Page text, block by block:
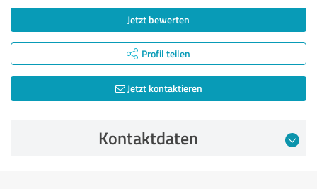
Jetzt bewerten
Profil teilen
Jetzt kontaktieren
Kontaktdaten